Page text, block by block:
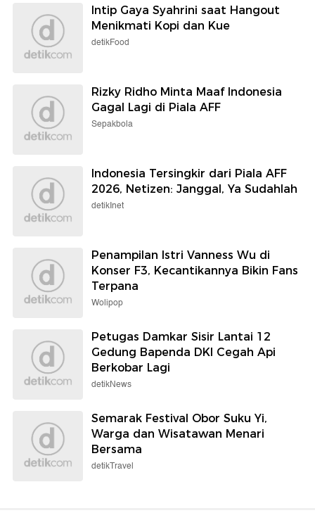
Intip Gaya Syahrini saat Hangout
Menikmati Kopi dan Kue
detikFood
Rizky Ridho Minta Maaf Indonesia
Gagal Lagi di Piala AFF
Sepakbola
Indonesia Tersingkir dari Piala AFF
2026, Netizen: Janggal, Ya Sudahlah
detikInet
Penampilan Istri Vanness Wu di
Konser F3, Kecantikannya Bikin Fans
Terpana
Wolipop
Petugas Damkar Sisir Lantai 12
Gedung Bapenda DKI Cegah Api
Berkobar Lagi
detikNews
Semarak Festival Obor Suku Yi,
Warga dan Wisatawan Menari
Bersama
detikTravel